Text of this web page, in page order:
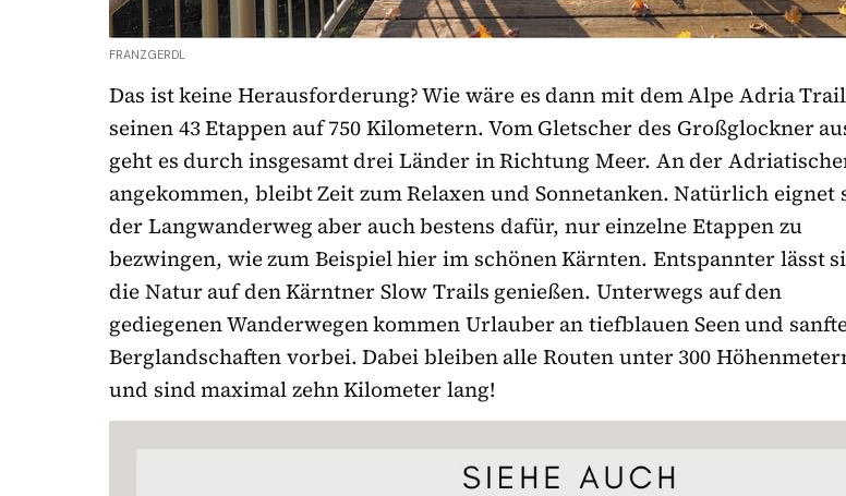
FRANZGERDL
Das ist keine Herausforderung? Wie wäre es dann mit dem Alpe Adria
seinen 43 Etappen auf 750 Kilometern. Vom Gletscher des Großglockner
geht es durch insgesamt drei Länder in Richtung Meer. An der
angekommen, bleibt Zeit zum Relaxen und Sonnetanken. Natürlich eignet
der Langwanderweg aber auch bestens dafür, nur einzelne Etappen zu
bezwingen, wie zum Beispiel hier im schönen Kärnten. Entspannter lässt
die Natur auf den Kärntner Slow Trails genießen. Unterwegs auf den
gediegenen Wanderwegen kommen Urlauber an tiefblauen Seen und
Berglandschaften vorbei. Dabei bleiben alle Routen unter 300
und sind maximal zehn Kilometer lang!